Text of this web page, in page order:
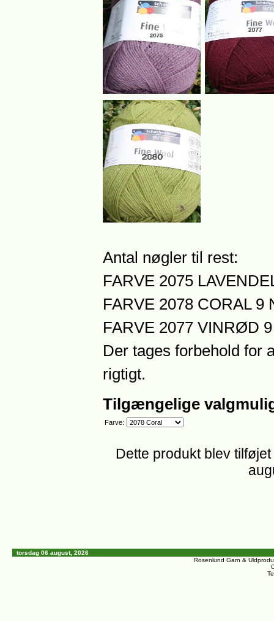
Antal nøgler til rest:
FARVE 2075
FARVE 2078 CORAL 9
FARVE 2077 VINRØD
Der tages forbehold for
rigtigt.
Tilgængelige
Farve:
Dette produkt blev
torsdag 06 august, 2026
Rosenlund Garn &